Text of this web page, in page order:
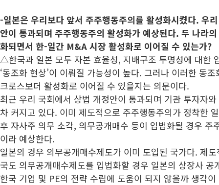
-일본은 우리보다 앞서 주주행동주의를 활성화시켰다. 우
안이 통과되며 주주행동주의 활성화가 예상된다. 두 나라
화되면서 한-일간 M&A 시장 활성화로 이어질 수 있는가?
△한국과 일본 모두 자본 효율성, 지배구조 투명성에 대한
‘동조화 현상’이 이뤄질 가능성이 높다. 그러나 이러한 동
크로스보더 활성화로 이어질 수 있을지는 의문이다.
최근 우리 국회에서 상법 개정안이 통과되며 기관 투자자
차 커지고 있다. 이미 제도적으로 주주행동주의가 정착한
후 자사주 의무 소각, 의무공개매수 등이 입법화될 경우 주
이라 예상한다.
일본의 경우 의무공개매수제도가 이미 도입된 국가다. 제
국도 의무공개매수제도를 입법화할 경우 일본의 상장사
한국 기업 및 PE의 전략 수립에 도움이 되지 않을까 생각이